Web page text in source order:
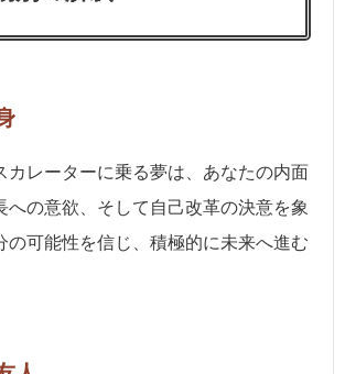
カレーターに乗る夢は、あなたの内面
への意欲、そして自己改革の決意を象
の可能性を信じ、積極的に未来へ進む